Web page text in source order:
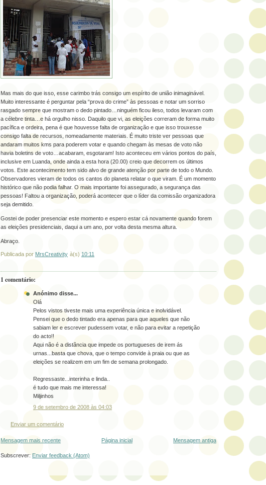
Mas mais do que isso, esse carimbo trás consigo um espírito de união inimaginável.
Muito interessante é perguntar pela “prova do crime” às pessoas e notar um sorriso
rasgado sempre que mostram o dedo pintado…ninguém ficou ileso, todos levaram com
a célebre tinta…e há orgulho nisso. Daquilo que vi, as eleições correram de forma muito
pacífica e ordeira, pena é que houvesse falta de organização e que isso trouxesse
consigo falta de recursos, nomeadamente materiais. É muito triste ver pessoas que
andaram muitos kms para poderem votar e quando chegam às mesas de voto não
havia boletins de voto…acabaram, esgotaram! Isto aconteceu em vários pontos do país,
inclusive em Luanda, onde ainda a esta hora (20.00) creio que decorrem os últimos
votos. Este acontecimento tem sido alvo de grande atenção por parte de todo o Mundo.
Observadores vieram de todos os cantos do planeta relatar o que viram. É um momento
histórico que não podia falhar. O mais importante foi assegurado, a segurança das
pessoas! Faltou a organização, poderá acontecer que o líder da comissão organizadora
seja demitido.
Gostei de poder presenciar este momento e espero estar cá novamente quando forem
as eleições presidenciais, daqui a um ano, por volta desta mesma altura.
Abraço.
Publicada por MrsCreativity à(s) 10:11
1 comentário:
Anónimo disse...
Olá
Pelos vistos tiveste mais uma experiência única e inolvidável.
Pensei que o dedo tintado era apenas para que aqueles que não
sabiam ler e escrever pudessem votar, e não para evitar a repetição
do acto!!
Aqui não é a distãncia que impede os portugueses de irem ás
urnas...basta que chova, que o tempo convide à praia ou que as
eleições se realizem em um fim de semana prolongado.
Regressaste...interinha e linda..
é tudo que mais me interessa!
Miljinhos
9 de setembro de 2008 às 04:03
Enviar um comentário
Mensagem mais recente Mensagem antiga
Página inicial
Subscrever: Enviar feedback (Atom)